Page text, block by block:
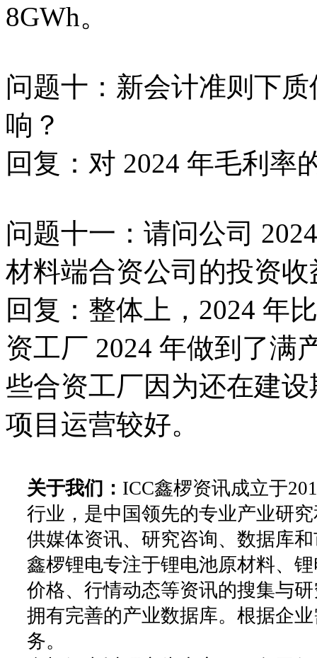
8GWh。
问题十：新会计准则下
响？
回复：对 2024 年毛利率
问题十一：请问公司
材料端合资公司的投资收
回复：整体上，2024 年
资工厂 2024 年做到了满
些合资工厂因为还在建
项目运营较好。
关于我们： ICC鑫椤资讯成立于
行业，是中国领先的专业产业研
供媒体资讯、研究咨询、数据库
鑫椤锂电专注于锂电池原材料、
价格、行情动态等资讯的搜集与
拥有完善的产业数据库。根据企
务。